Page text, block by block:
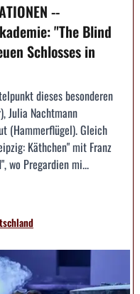
--
"The Blind
Schlosses in
dieses besonderen
Julia Nachtmann
(Hammerflügel). Gleich
Käthchen" mit Franz
wo Pregardien mi...